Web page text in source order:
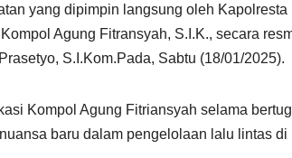
yang dipimpin langsung oleh Kapolresta
Agung Fitransyah, S.I.K., secara
S.I.Kom.Pada, Sabtu (18/01/2025).
Kompol Agung Fitriansyah selama
baru dalam pengelolaan lalu lintas di